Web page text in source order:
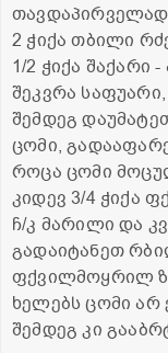
თავდაპირველად
2 ჭიქა თბილი
1/2 ჭიქა შაქარი
შეკვრა
შემდეგ
ცომი,
როცა ცომი
კიდევ 3/4 ჭიქა
ჩ/კ მარილი და
გადაიტანეთ
ფქვილმოყრილ
ხელებს ცომი არ
შემდეგ კი